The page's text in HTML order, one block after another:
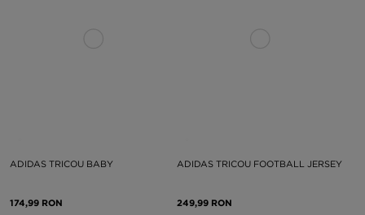
ADIDAS TRICOU BABY
174,99 RON
ADIDAS TRICOU FOOTBALL JERSEY
249,99 RON